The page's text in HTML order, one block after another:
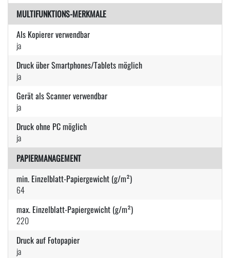
MULTIFUNKTIONS-MERKMALE
Als Kopierer verwendbar
ja
Druck über Smartphones/Tablets möglich
ja
Gerät als Scanner verwendbar
ja
Druck ohne PC möglich
ja
PAPIERMANAGEMENT
min. Einzelblatt-Papiergewicht (g/m²)
64
max. Einzelblatt-Papiergewicht (g/m²)
220
Druck auf Fotopapier
ja